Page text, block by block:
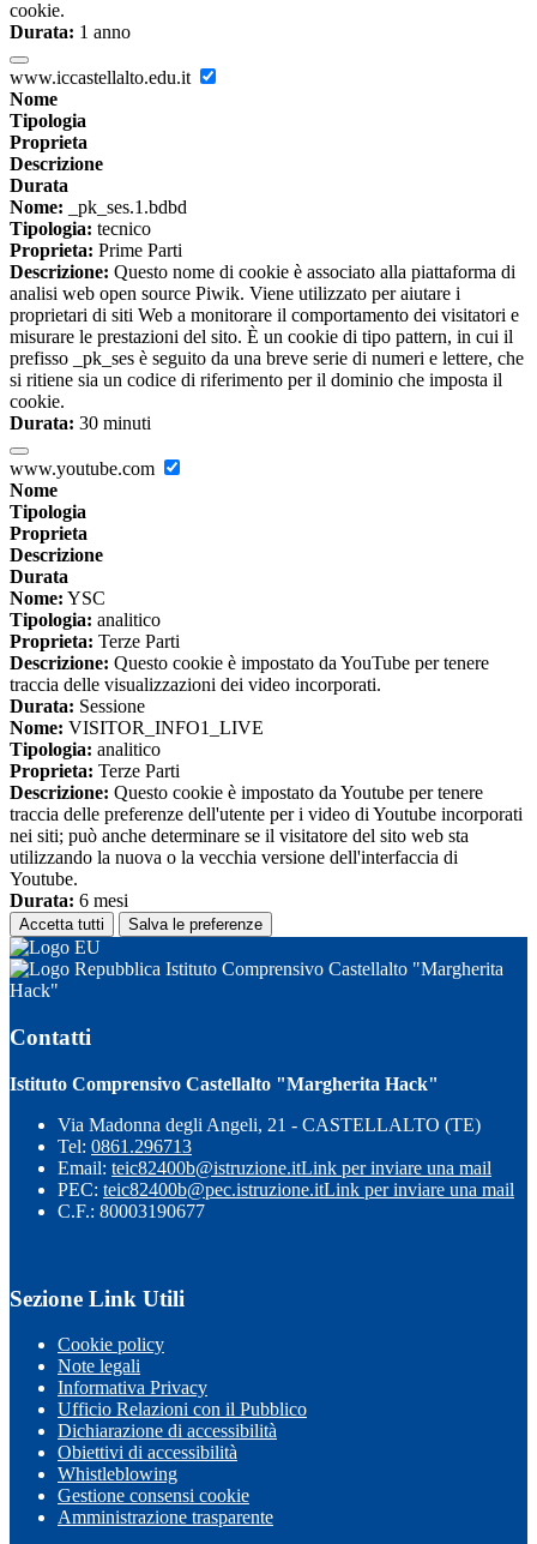
cookie.
Durata: 1 anno
www.iccastellalto.edu.it
Nome
Tipologia
Proprieta
Descrizione
Durata
Nome: _pk_ses.1.bdbd
Tipologia: tecnico
Proprieta: Prime Parti
Descrizione: Questo nome di cookie è associato alla piattaforma di
analisi web open source Piwik. Viene utilizzato per aiutare i
proprietari di siti Web a monitorare il comportamento dei visitatori e
misurare le prestazioni del sito. È un cookie di tipo pattern, in cui il
prefisso _pk_ses è seguito da una breve serie di numeri e lettere, che
si ritiene sia un codice di riferimento per il dominio che imposta il
cookie.
Durata: 30 minuti
www.youtube.com
Nome
Tipologia
Proprieta
Descrizione
Durata
Nome: YSC
Tipologia: analitico
Proprieta: Terze Parti
Descrizione: Questo cookie è impostato da YouTube per tenere
traccia delle visualizzazioni dei video incorporati.
Durata: Sessione
Nome: VISITOR_INFO1_LIVE
Tipologia: analitico
Proprieta: Terze Parti
Descrizione: Questo cookie è impostato da Youtube per tenere
traccia delle preferenze dell'utente per i video di Youtube incorporati
nei siti; può anche determinare se il visitatore del sito web sta
utilizzando la nuova o la vecchia versione dell'interfaccia di
Youtube.
Durata: 6 mesi
Accetta tutti Salva le preferenze
Istituto Comprensivo Castellalto "Margherita
Hack"
Contatti
Istituto Comprensivo Castellalto "Margherita Hack"
Via Madonna degli Angeli, 21 - CASTELLALTO (TE)
Tel: 0861.296713
Email: teic82400b@istruzione.itLink per inviare una mail
PEC: teic82400b@pec.istruzione.itLink per inviare una mail
C.F.: 80003190677
Sezione Link Utili
Cookie policy
Note legali
Informativa Privacy
Ufficio Relazioni con il Pubblico
Dichiarazione di accessibilità
Obiettivi di accessibilità
Whistleblowing
Gestione consensi cookie
Amministrazione trasparente